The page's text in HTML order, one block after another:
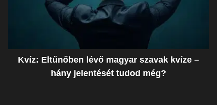
Kvíz: Eltűnőben lévő magyar szavak kvíze –
hány jelentését tudod még?